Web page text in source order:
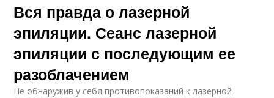
Вся правда о лазерной
эпиляции. Сеанс лазерной
эпиляции с последующим ее
разоблачением
Не обнаружив у себя противопоказаний к лазерной